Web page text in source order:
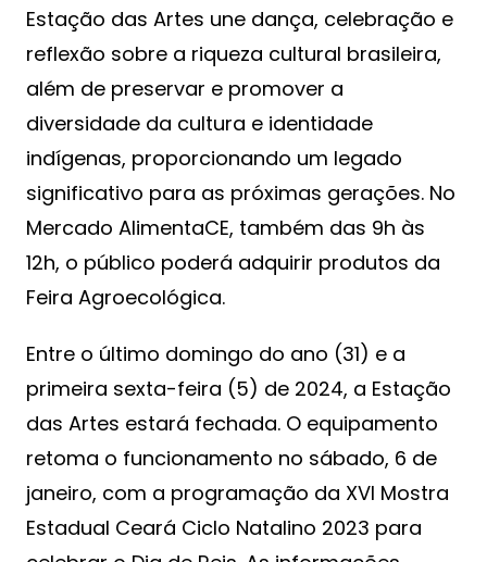
Estação das Artes une dança, celebração e
reflexão sobre a riqueza cultural brasileira,
além de preservar e promover a
diversidade da cultura e identidade
indígenas, proporcionando um legado
significativo para as próximas gerações. No
Mercado AlimentaCE, também das 9h às
12h, o público poderá adquirir produtos da
Feira Agroecológica.
Entre o último domingo do ano (31) e a
primeira sexta-feira (5) de 2024, a Estação
das Artes estará fechada. O equipamento
retoma o funcionamento no sábado, 6 de
janeiro, com a programação da XVI Mostra
Estadual Ceará Ciclo Natalino 2023 para